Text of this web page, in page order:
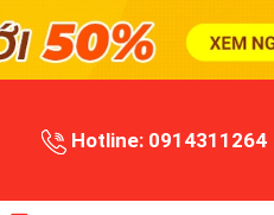
Hotline: 0914311264